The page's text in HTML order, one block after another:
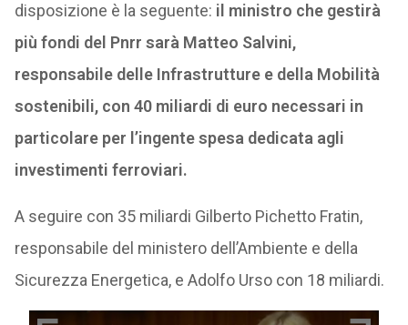
disposizione è la seguente: il ministro che gestirà
più fondi del Pnrr sarà Matteo Salvini,
responsabile delle Infrastrutture e della Mobilità
sostenibili, con 40 miliardi di euro necessari in
particolare per l’ingente spesa dedicata agli
investimenti ferroviari.
A seguire con 35 miliardi Gilberto Pichetto Fratin,
responsabile del ministero dell’Ambiente e della
Sicurezza Energetica, e Adolfo Urso con 18 miliardi.